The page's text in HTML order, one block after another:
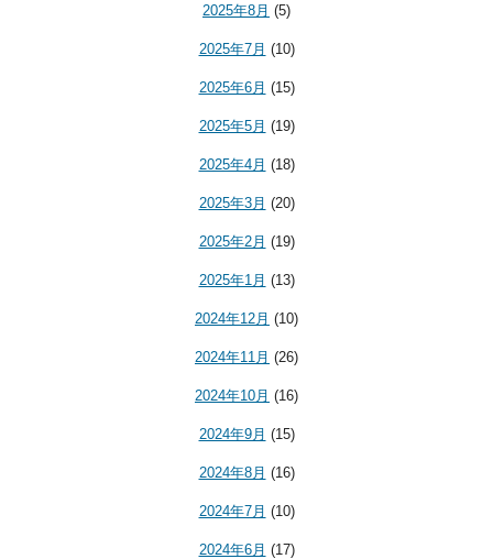
2025年8月 (5)
2025年7月 (10)
2025年6月 (15)
2025年5月 (19)
2025年4月 (18)
2025年3月 (20)
2025年2月 (19)
2025年1月 (13)
2024年12月 (10)
2024年11月 (26)
2024年10月 (16)
2024年9月 (15)
2024年8月 (16)
2024年7月 (10)
2024年6月 (17)